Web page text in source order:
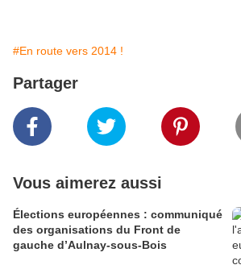
#En route vers 2014 !
Partager
Vous aimerez aussi
Élections européennes : communiqué
des organisations du Front de
gauche d’Aulnay-sous-Bois